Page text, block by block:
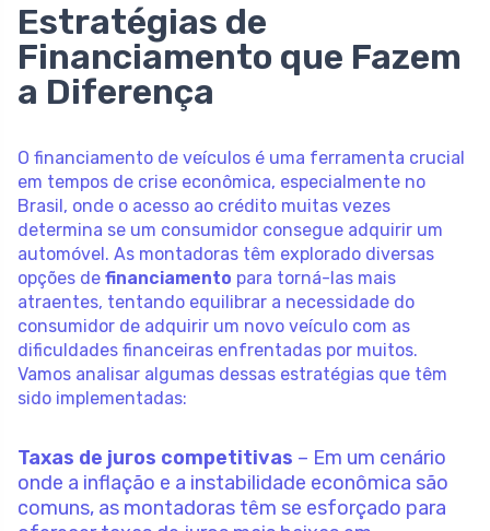
Estratégias de
Financiamento que Fazem
a Diferença
O financiamento de veículos é uma ferramenta crucial
em tempos de crise econômica, especialmente no
Brasil, onde o acesso ao crédito muitas vezes
determina se um consumidor consegue adquirir um
automóvel. As montadoras têm explorado diversas
opções de financiamento para torná-las mais
atraentes, tentando equilibrar a necessidade do
consumidor de adquirir um novo veículo com as
dificuldades financeiras enfrentadas por muitos.
Vamos analisar algumas dessas estratégias que têm
sido implementadas:
Taxas de juros competitivas – Em um cenário
onde a inflação e a instabilidade econômica são
comuns, as montadoras têm se esforçado para